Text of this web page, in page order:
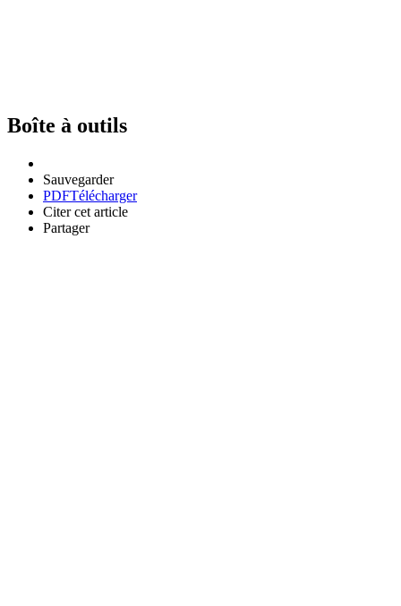
Boîte à outils
Sauvegarder
PDFTélécharger
Citer cet article
Partager